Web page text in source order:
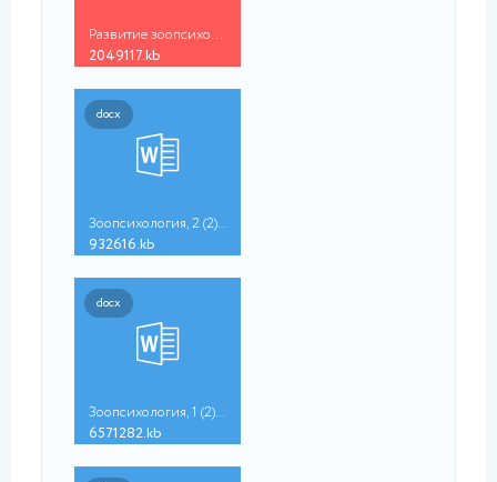
Развитие зоопсихолог...
2049117.kb
docx
Зоопсихология, 2 (2)...
932616.kb
docx
Зоопсихология, 1 (2)...
6571282.kb